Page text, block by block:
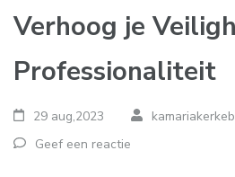
Verhoog je
Professionaliteit
29 aug,2023
Geef een reactie